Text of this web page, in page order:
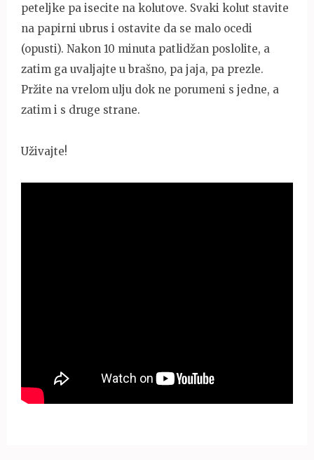
peteljke pa isecite na kolutove. Svaki kolut stavite
na papirni ubrus i ostavite da se malo ocedi
(opusti). Nakon 10 minuta patlidžan poslolite, a
zatim ga uvaljajte u brašno, pa jaja, pa prezle.
Pržite na vrelom ulju dok ne porumeni s jedne, a
zatim i s druge strane.
Uživajte!